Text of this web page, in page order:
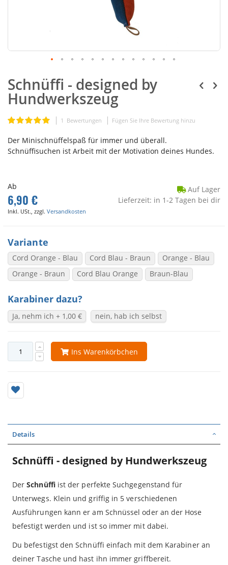
Schnüffi - designed by
Hundwerkszeug
Bewertung: 1 Bewertungen Fügen Sie Ihre Bewertung hinzu
Der Minischnüffelspaß für immer und überall.
Schnüffisuchen ist Arbeit mit der Motivation deines Hundes.
Ab
6,90 €
Inkl. USt., zzgl. Versandkosten
Auf Lager
Lieferzeit: in 1-2 Tagen bei dir
Variante
Cord Orange - Blau Cord Blau - Braun
Orange - Blau
Orange - Braun
Cord Blau Orange Braun-Blau
Karabiner dazu?
Ja, nehm ich + 1,00 € nein, hab ich selbst
Ins Warenkörbchen
Details
Schnüffi - designed by Hundwerkszeug
DerSchnüffiist der perfekte Suchgegenstand für
Unterwegs. Klein und griffig in 5 verschiedenen
Ausführungen kann er am Schnüssel oder an der Hose
befestigt werden und ist so immer mit dabei.
Du befestigst den Schnüffi einfach mit dem Karabiner an
deiner Tasche und hast ihn immer griffbereit.